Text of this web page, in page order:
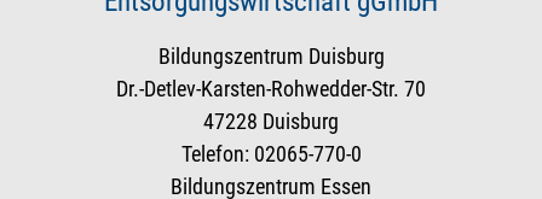
Bildungszentrum Duisburg
Dr.-Detlev-Karsten-Rohwedder-Str. 70
47228 Duisburg
Telefon: 02065-770-0
Bildungszentrum Essen